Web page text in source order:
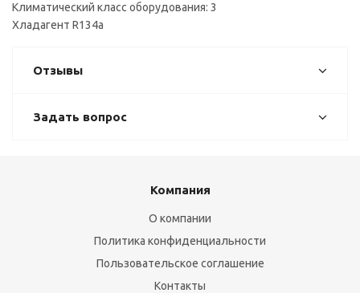
Климатический класс оборудования: 3
Хладагент R134a
Отзывы
Задать вопрос
Компания
О компании
Политика конфиденциальности
Пользовательское соглашение
Контакты